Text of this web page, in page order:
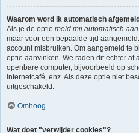
Waarom word ik automatisch
Als je de optie meld mij automatisch
maar voor een bepaalde tijd
account misbruiken. Om aangemeld te
optie aanvinken. We raden dit echter af
openbare computer, bijvoorbeeld op
internetcafé, enz. Als deze optie niet
uitgeschakeld.
Omhoog
Wat doet "verwijder cookies"?